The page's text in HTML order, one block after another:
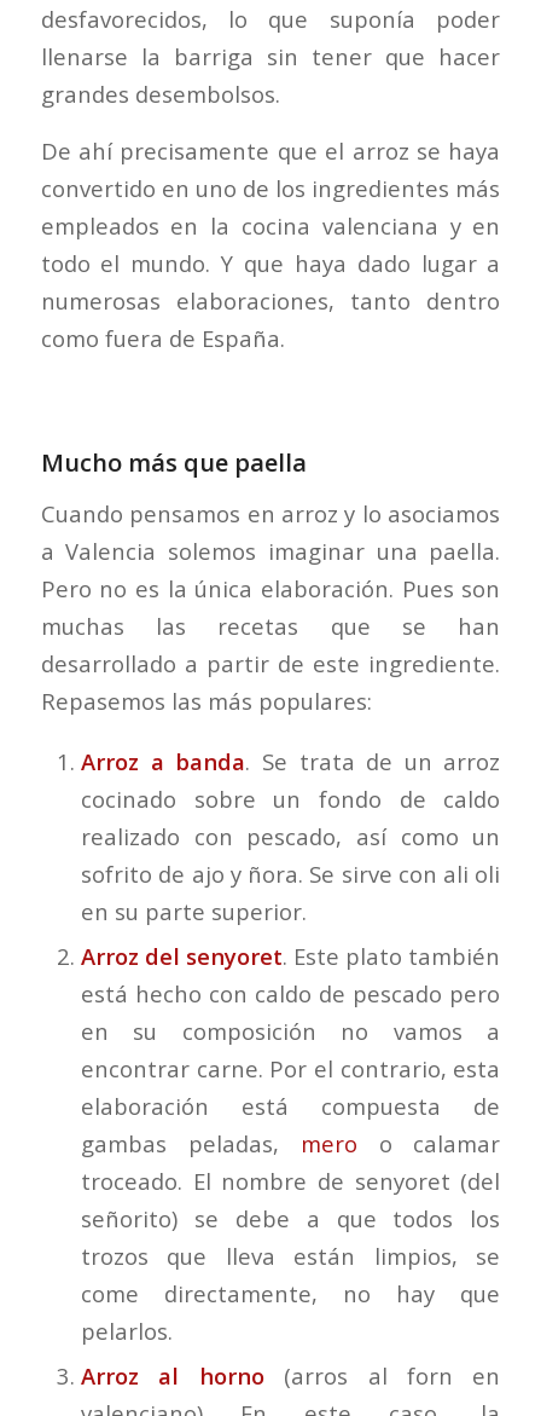
desfavorecidos, lo que suponía poder
llenarse la barriga sin tener que hacer
grandes desembolsos.
De ahí precisamente que el arroz se haya
convertido en uno de los ingredientes más
empleados en la cocina valenciana y en
todo el mundo. Y que haya dado lugar a
numerosas elaboraciones, tanto dentro
como fuera de España.
Mucho más que paella
Cuando pensamos en arroz y lo asociamos
a Valencia solemos imaginar una paella.
Pero no es la única elaboración. Pues son
muchas las recetas que se han
desarrollado a partir de este ingrediente.
Repasemos las más populares:
Arroz a banda. Se trata de un arroz
cocinado sobre un fondo de caldo
realizado con pescado, así como un
sofrito de ajo y ñora. Se sirve con ali oli
en su parte superior.
Arroz del senyoret. Este plato también
está hecho con caldo de pescado pero
en su composición no vamos a
encontrar carne. Por el contrario, esta
elaboración está compuesta de
gambas peladas, mero o calamar
troceado. El nombre de senyoret (del
señorito) se debe a que todos los
trozos que lleva están limpios, se
come directamente, no hay que
pelarlos.
Arroz al horno(arros al forn en